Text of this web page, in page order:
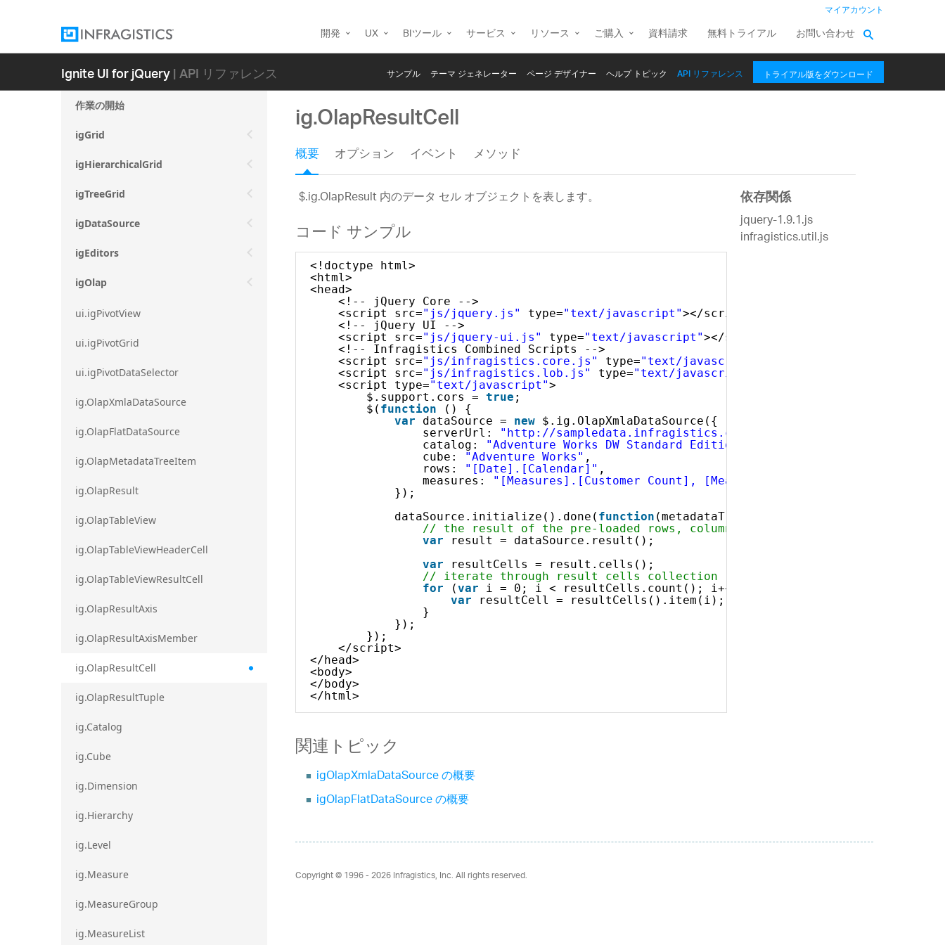
マイアカウント
開発 UX BIツール サービス リソース ご購入 資料請求 無料トライアル お問い合わせ
Ignite UI for jQuery| API リファレンス サンプル テーマ ジェネレーター ページ デザイナー ヘルプ トピック API リファレンス トライアル版をダウンロード
作業の開始
igGrid
igHierarchicalGrid
igTreeGrid
igDataSource
igEditors
igOlap
ui.igPivotView
ui.igPivotGrid
ui.igPivotDataSelector
ig.OlapXmlaDataSource
ig.OlapFlatDataSource
ig.OlapMetadataTreeItem
ig.OlapResult
ig.OlapTableView
ig.OlapTableViewHeaderCell
ig.OlapTableViewResultCell
ig.OlapResultAxis
ig.OlapResultAxisMember
ig.OlapResultCell
ig.OlapResultTuple
ig.Catalog
ig.Cube
ig.Dimension
ig.Hierarchy
ig.Level
ig.Measure
ig.MeasureGroup
ig.MeasureList
ig.OlapResultCell
概要 オプション イベント メソッド
$.ig.OlapResult 内のデータ セル オブジェクトを表します。
コード サンプル
<!doctype html>
<html>
<head>
<!-- jQuery Core -->
<script src="js/jquery.js" type="text/javascript"></script>
<!-- jQuery UI -->
<script src="js/jquery-ui.js" type="text/javascript"></script>
<!-- Infragistics Combined Scripts -->
<script src="js/infragistics.core.js" type="text/javascript"
<script src="js/infragistics.lob.js" type="text/javascript"
<script type="text/javascript">
$.support.cors = true ;
$( function
() {
var
dataSource = new
$.ig.OlapXmlaDataSource({
serverUrl:
"http://sampledata.infragistics.com/olap/msmdpump.dll"
catalog:
"Adventure Works DW Standard Edition"
cube:
"Adventure Works" ,
rows:
"[Date].[Calendar]" ,
measures:
"[Measures].[Customer Count], [Measures].[Internet Order Count]"
});
dataSource.initialize().done( function (metadataTree) {
// the result of the pre-loaded rows, columns, filters and measures is
var
result = dataSource.result();
var
resultCells = result.cells();
// iterate through result cells collection
for
(var
i = 0; i < resultCells.count(); i++){
var
resultCell = resultCells().item(i);
}
});
});
</script>
</head>
<body>
</body>
</html>
関連トピック
igOlapXmlaDataSource の概要
igOlapFlatDataSource の概要
依存関係
jquery-1.9.1.js
infragistics.util.js
Copyright © 1996 - 2026Infragistics, Inc. All rights reserved.